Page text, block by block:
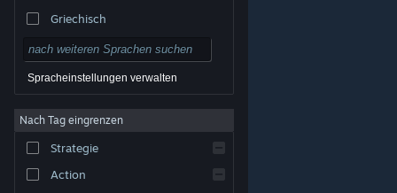
© Valve Corporation. Alle Rechte vorbehalten. Alle
USA und anderen Ländern.
Rechtliches
Barrierefreiheit
Nutzungsvertrag
Griechisch
Spracheinstellungen verwalten
Nach Tag eingrenzen
Strategie
Action